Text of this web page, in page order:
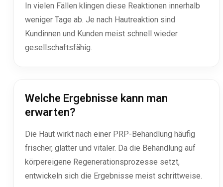
In vielen Fällen klingen diese Reaktionen innerhalb
weniger Tage ab. Je nach Hautreaktion sind
Kundinnen und Kunden meist schnell wieder
gesellschaftsfähig.
Welche Ergebnisse kann man
erwarten?
Die Haut wirkt nach einer PRP-Behandlung häufig
frischer, glatter und vitaler. Da die Behandlung auf
körpereigene Regenerationsprozesse setzt,
entwickeln sich die Ergebnisse meist schrittweise.